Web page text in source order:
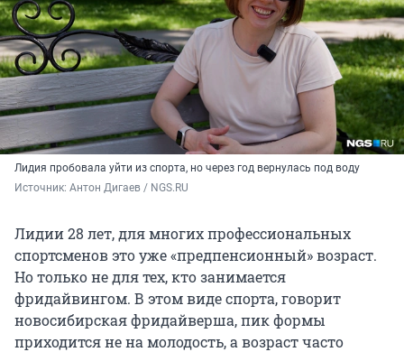
Лидия пробовала уйти из спорта, но через год вернулась под воду
Источник: Антон Дигаев / NGS.RU
Лидии 28 лет, для многих профессиональных
спортсменов это уже «предпенсионный» возраст.
Но только не для тех, кто занимается
фридайвингом. В этом виде спорта, говорит
новосибирская фридайверша, пик формы
приходится не на молодость, а возраст часто